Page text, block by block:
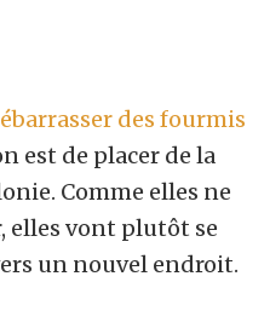
des fourmis
est de placer de la
Comme elles ne
elles vont plutôt se
un nouvel endroit.